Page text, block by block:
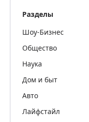
Разделы
Шоу-Бизнес
Общество
Наука
Дом и быт
Авто
Лайфстайл